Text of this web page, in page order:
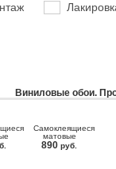
Виниловые обои.
Самоклеящиеся
матовые
890 руб.